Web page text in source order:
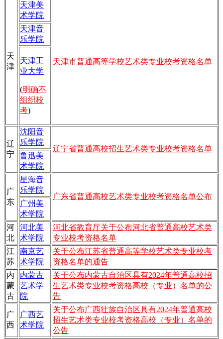
天
津
天津美
术学院
天津市普通高等学校艺术类专业校考资格名单
天津音
乐学院
天津工
业大学
(明确不
组织校
考)
辽
宁
沈阳音
乐学院
辽宁省普通高校招生艺术类专业校考资格名单
鲁迅美
术学院
广
东
星海音
乐学院
广东省普通高校艺术类专业校考资格名单公布
广州美
术学院
河
北
河北美
术学院
河北省教育厅关于公布河北省普通高校艺术类
专业校考资格名单
江
苏
南京艺
术学院
关于公布江苏省普通高等学校艺术类专业校考
资格名单的通告
内
蒙
古
内蒙古
艺术学
院
关于公布内蒙古自治区具有2024年普通高校招
生艺术类专业校考资格高校（专业）名单的公
告
广
西
广西艺
术学院
关于公布广西壮族自治区具有2024年普通高校
招生艺术类专业校考资格高校（专业）名单的
公告